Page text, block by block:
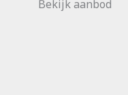
Bekijk aanbod